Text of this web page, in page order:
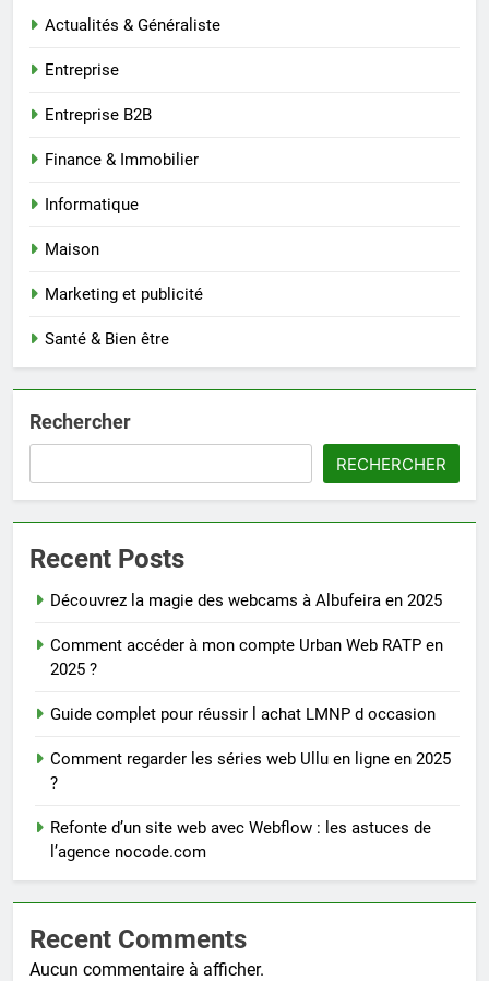
Actualités & Généraliste
Entreprise
Entreprise B2B
Finance & Immobilier
Informatique
Maison
Marketing et publicité
Santé & Bien être
Rechercher
RECHERCHER
Recent Posts
Découvrez la magie des webcams à Albufeira en 2025
Comment accéder à mon compte Urban Web RATP en
2025 ?
Guide complet pour réussir l achat LMNP d occasion
Comment regarder les séries web Ullu en ligne en 2025
?
Refonte d’un site web avec Webflow : les astuces de
l’agence nocode.com
Recent Comments
Aucun commentaire à afficher.